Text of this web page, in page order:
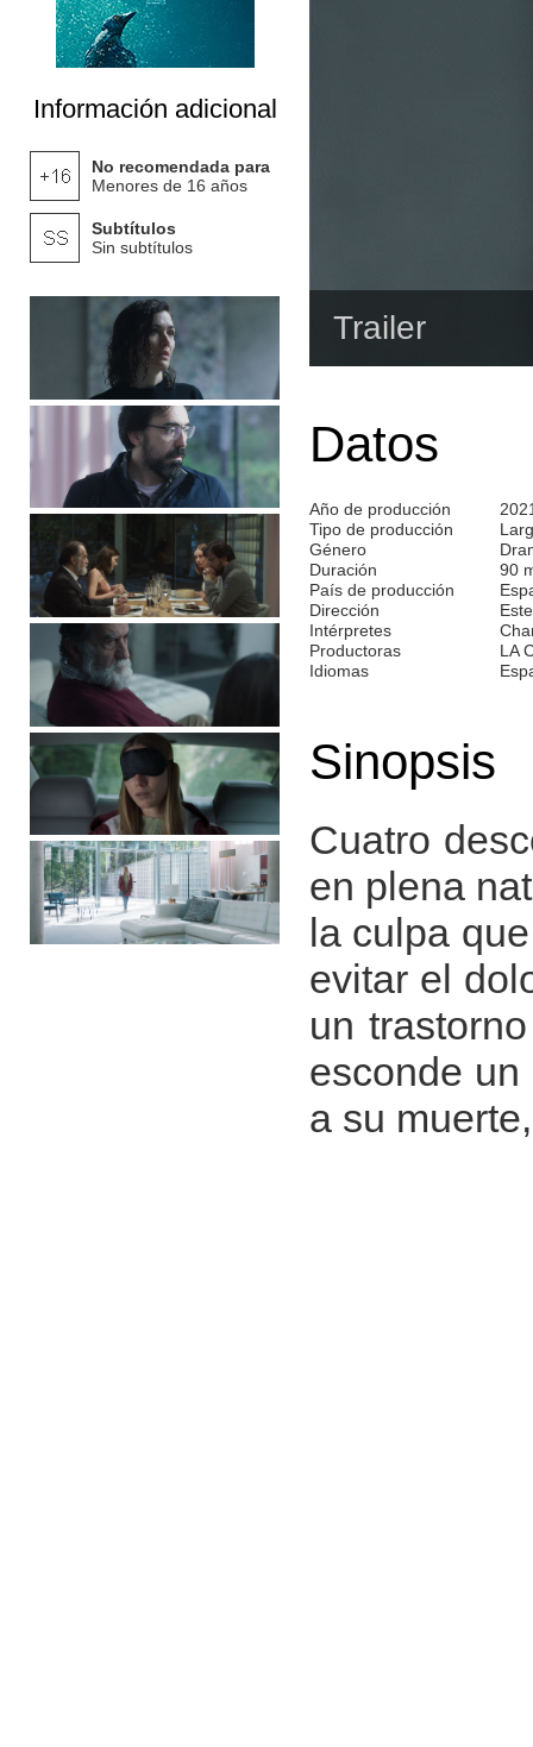
Información adicional
No recomendada para
Menores de 16 años
Subtítulos
Sin subtítulos
Trailer
Datos
Año de producción
Tipo de producción
Género
Duración
90
País de producción
Dirección
Intérpretes
Productoras
LA
Idiomas
Sinopsis
Cuatro
en plena
la culpa
evitar el
un
esconde
a su